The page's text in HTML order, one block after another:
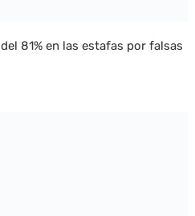
81% en las estafas por falsas